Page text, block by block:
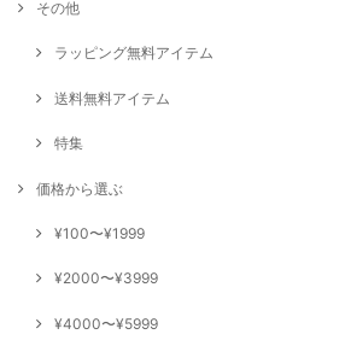
その他
ラッピング無料アイテム
送料無料アイテム
特集
価格から選ぶ
¥100〜¥1999
¥2000〜¥3999
¥4000〜¥5999